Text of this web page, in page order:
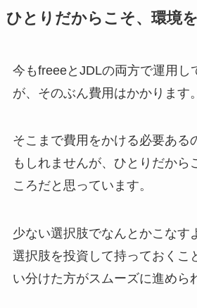
ひとりだからこそ、環境
今もfreeeとJDLの両方で運用し
が、そのぶん費用はかかります。
そこまで費用をかける必要ある
もしれませんが、ひとりだから
ころだと思っています。
少ない選択肢でなんとかこなす
選択肢を投資して持っておくこ
い分けた方がスムーズに進めら